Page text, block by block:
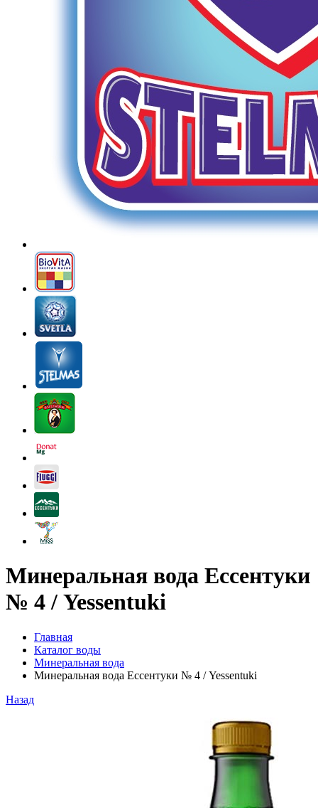
Минеральная вода Ессентуки
№ 4 / Yessentuki
Главная
Каталог воды
Минеральная вода
Минеральная вода Ессентуки № 4 / Yessentuki
Назад